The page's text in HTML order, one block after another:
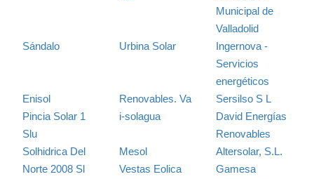
Municipal de
Valladolid
Sándalo
Urbina Solar
Ingernova -
Servicios
energéticos
Enisol
Renovables. Va
Sersilso S L
Pincia Solar 1
Slu
i-solagua
David Energías
Renovables
Solhidrica Del
Norte 2008 Sl
Mesol
Altersolar, S.L.
Vestas Eolica
Gamesa